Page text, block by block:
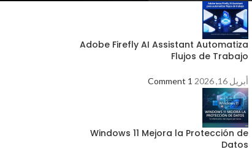
Adobe Firefly AI Assistant Automatiza
Flujos de Trabajo
أبريل 16, 2026 1 Comment
Windows 11 Mejora la Protección de
Datos